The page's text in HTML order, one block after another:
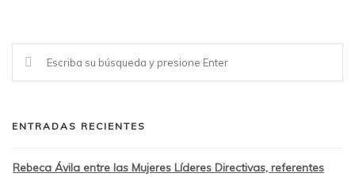
ENTRADAS RECIENTES
Rebeca Ávila entre las Mujeres Líderes Directivas, referentes